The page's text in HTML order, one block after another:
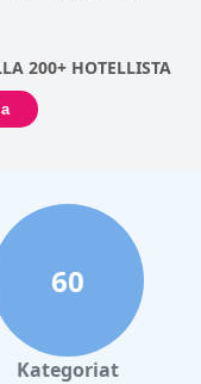
200+ HOTELLISTA
60
Kategoriat